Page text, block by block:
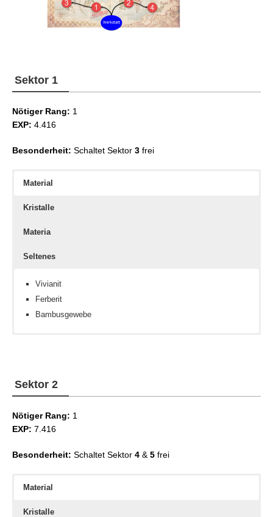
Sektor 1
Nötiger Rang: 1
EXP: 4.416
Besonderheit: Schaltet Sektor 3 frei
Material
Kristalle
Materia
Seltenes
Vivianit
Ferberit
Bambusgewebe
Sektor 2
Nötiger Rang: 1
EXP: 7.416
Besonderheit: Schaltet Sektor 4 & 5 frei
Material
Kristalle